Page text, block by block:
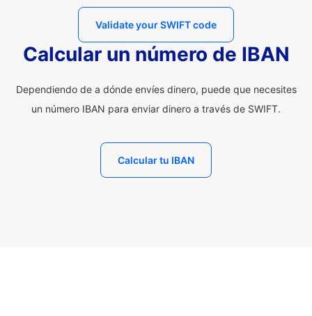
Validate your SWIFT code
Calcular un número de IBAN
Dependiendo de a dónde envíes dinero, puede que necesites
un número IBAN para enviar dinero a través de SWIFT.
Calcular tu IBAN